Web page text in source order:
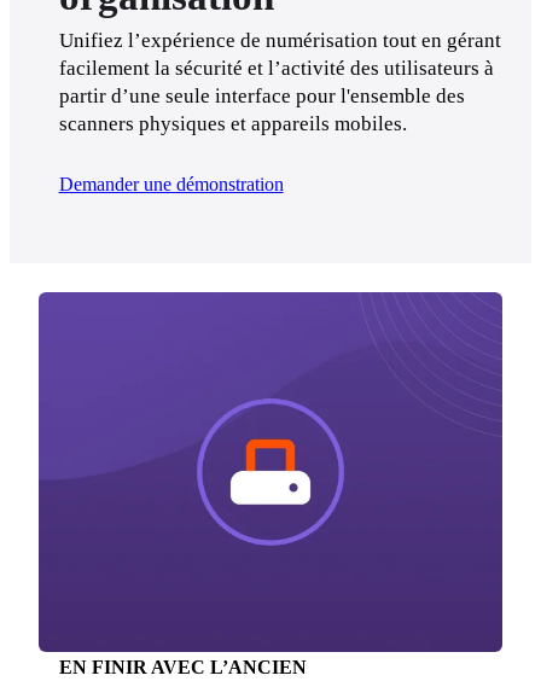
Unifiez l’expérience de numérisation tout en gérant
facilement la sécurité et l’activité des utilisateurs à
partir d’une seule interface pour l'ensemble des
scanners physiques et appareils mobiles.
Demander une démonstration
EN FINIR AVEC L’ANCIEN